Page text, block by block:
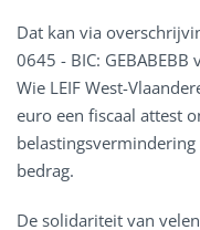
Dat kan via
0645 - BIC: GEBABEBB
Wie LEIF West-
euro een fiscaal attest
bedrag.
De solidariteit van